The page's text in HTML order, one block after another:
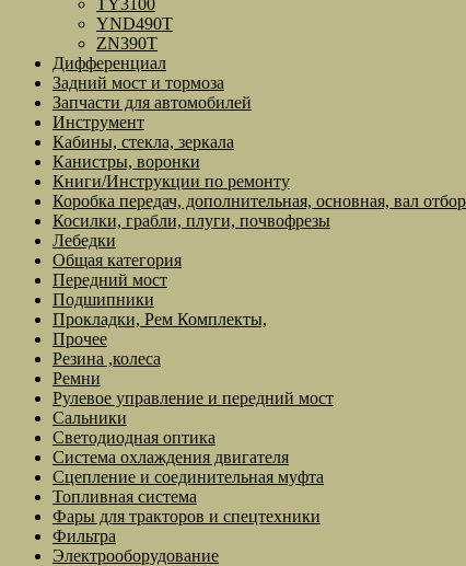
YND490T
ZN390T
Дифференциал
Задний мост и тормоза
Запчасти для автомобилей
Инструмент
Кабины, стекла, зеркала
Канистры, воронки
Книги/Инструкции по ремонту
Коробка передач, дополнительная, основная, вал
Косилки, грабли, плуги, почвофрезы
Лебедки
Общая категория
Передний мост
Подшипники
Прокладки, Рем Комплекты,
Прочее
Резина ,колеса
Ремни
Рулевое управление и передний мост
Сальники
Светодиодная оптика
Система охлаждения двигателя
Сцепление и соединительная муфта
Топливная система
Фары для тракторов и спецтехники
Фильтра
Электрооборудование